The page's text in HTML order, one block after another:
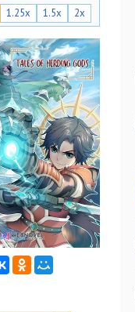
15:44
12:15
14:23
12:56
13:26
11:51
10:08
11:20
1.25x 1.5x 2x